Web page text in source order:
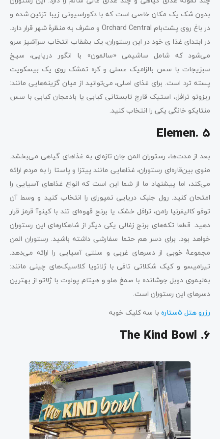
بدون شک یک مکان خاصی است که با دکوراسیونی زیبا تزئین شده و
در باغ روی پشت‌بام Orchard Central و مشرف به منظرۀ شهر قرار دارد.
در ابتدای غذا ی خود در این رستوران، یک بشقاب انتخاب سرآشپز سرو
می‌شود که شامل ساشیمی «سالمون» با انگور دریایی، سیخ
سبزیجات با سس بالزامیک عسلی و کره تمشک روی یک بیسکویت
پسته ترد است. برای غذای اصلی، می‌توانید از میان گزینه‌هایی مانند:
ریزوتو ترافل، استیک قارچ تابستانی کبابی یا بادمجان کبابی با سس
منتایکو خانگی یکی را انتخاب کنید.
Elemen. 5
بعد از مدت‌ها، رستوران المن جان تازه‌ای به غذاهای گیاهی می‌بخشد.
منوی بین‌قاره‌ای رستوران، غذاهایی مانند پیتزا و پاستا را به مردم ارائه
می‌کند، اما پیشنهاد ما از شما این است که انواع غذاهای آسیایی را
امتحان کنید. رول جلبک دریایی تمپورای را انتخاب کنید و وسط آن
توفو کالیفرنیا رامن، ترافل خشک یا برنج قهوه‌ای تند با کینوآ قرمز قرار
دهید. قطعا تکه‌های برنج زغالی یکی دیگر از شاهکارهای این رستوران
خواهد بود. برای دسر هم حتما سفارشی داشته باشید. رستوران المن
مجموعۀ خوبی از دسرهای غربی و سنتی آسیایی را ارائه می‌دهد.
تیرامیسو و کیک شکلاتی تافی با ژلاتویا کلاسیک‌های چینی مانند:
به‌لیموی دوبل جوشانده با صمغ هلو و هیتام پولوت با ژلاتو از بهترین
دسرهای این رستوران است.
رزرو هتل 5ستاره
با سه کلیک خوبه
6. The Kind Bowl